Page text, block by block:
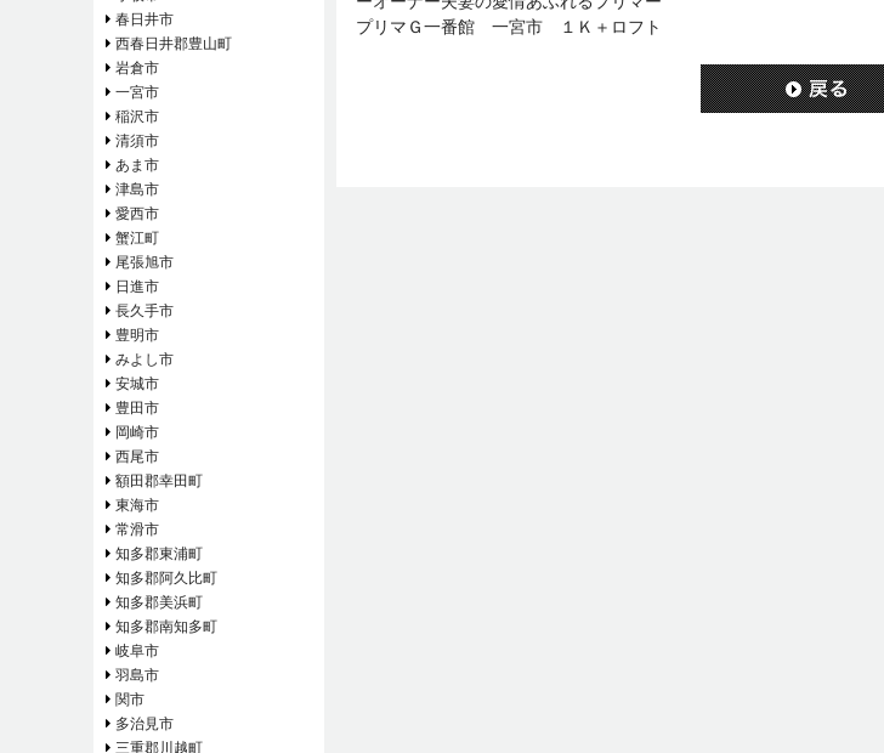
プリマＧ一番館 一宮市 １Ｋ＋ロフト
春日井市
西春日井郡豊山町
岩倉市
一宮市
稲沢市
清須市
あま市
津島市
愛西市
蟹江町
尾張旭市
日進市
長久手市
豊明市
みよし市
安城市
豊田市
岡崎市
西尾市
額田郡幸田町
東海市
常滑市
知多郡東浦町
知多郡阿久比町
知多郡美浜町
知多郡南知多町
岐阜市
羽島市
関市
多治見市
三重郡川越町